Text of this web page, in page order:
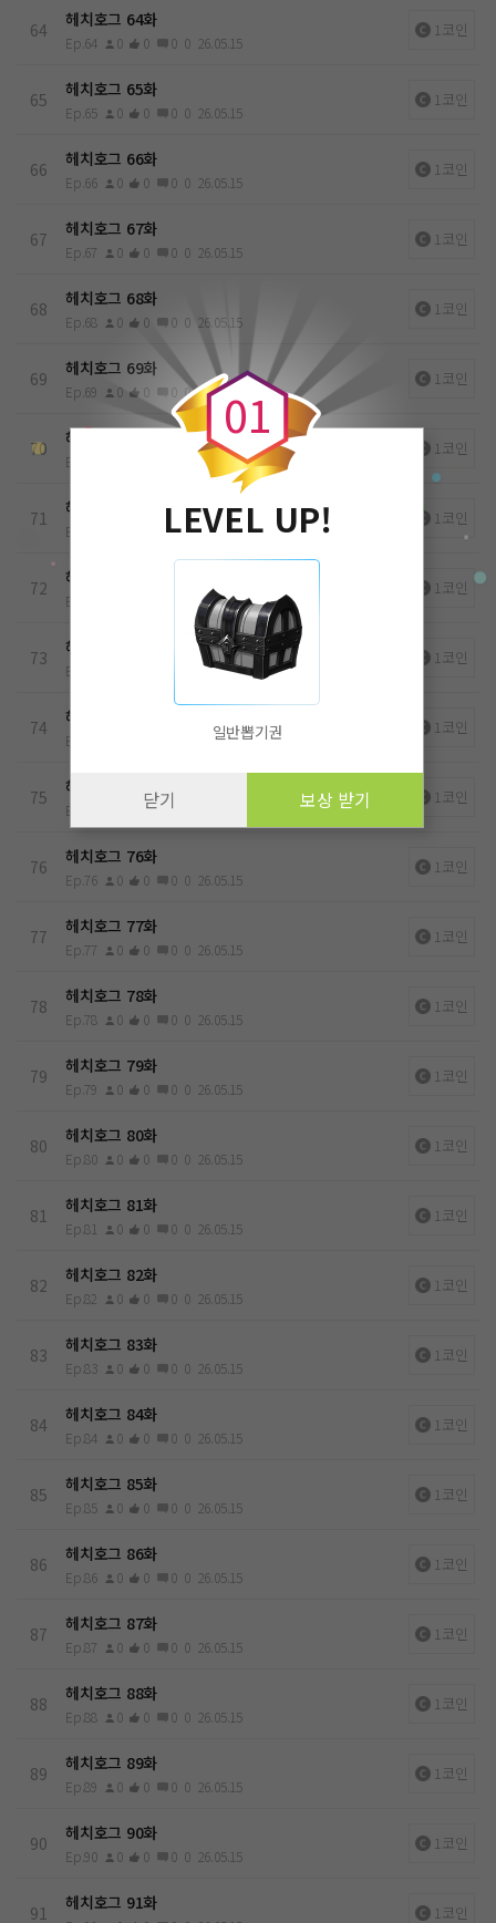
64 헤치호그 64화
Ep.64 0 0 0 0 26.05.15
1코인
65 헤치호그 65화
Ep.65 0 0 0 0 26.05.15
1코인
66 헤치호그 66화
Ep.66 0 0 0 0 26.05.15
1코인
67 헤치호그 67화
Ep.67 0 0 0 0 26.05.15
1코인
68 헤치호그 68화
Ep.68 0 0 0 0 26.05.15
1코인
69 헤치호그 69화
Ep.69 0 0 0 0 26.05.15
1코인
70 헤치호그 70화
Ep.70 26.05.15
1코인
71 헤치호그 71화
Ep.71 0 0 26.05.15
1코인
72 헤치호그 72화
Ep.72 26.05.15
1코인
73 헤치호그 73화
Ep.73 0 26.05.15
1코인
74 헤치호그 74화
Ep.74 26.05.15
1코인
75 헤치호그 75화
Ep.75 0 0
1코인
76 헤치호그 76화
Ep.76 0 0 0 0 26.05.15
1코인
77 헤치호그 77화
Ep.77 0 0 0 0 26.05.15
1코인
78 헤치호그 78화
Ep.78 0 0 0 0 26.05.15
1코인
79 헤치호그 79화
Ep.79 0 0 0 0 26.05.15
1코인
80 헤치호그 80화
Ep.80 0 0 0 0 26.05.15
1코인
81 헤치호그 81화
Ep.81 0 0 0 0 26.05.15
1코인
82 헤치호그 82화
Ep.82 0 0 0 0 26.05.15
1코인
83 헤치호그 83화
Ep.83 0 0 0 0 26.05.15
1코인
84 헤치호그 84화
Ep.84 0 0 0 0 26.05.15
1코인
85 헤치호그 85화
Ep.85 0 0 0 0 26.05.15
1코인
86 헤치호그 86화
Ep.86 0 0 0 0 26.05.15
1코인
87 헤치호그 87화
Ep.87 0 0 0 0 26.05.15
1코인
88 헤치호그 88화
Ep.88 0 0 0 0 26.05.15
1코인
89 헤치호그 89화
Ep.89 0 0 0 0 26.05.15
1코인
90 헤치호그 90화
Ep.90 0 0 0 0 26.05.15
1코인
91 헤치호그 91화 1코인
0
0
1
LEVEL UP!
일반뽑기권
닫기 보상 받기